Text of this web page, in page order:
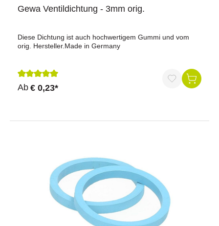
Gewa Ventildichtung - 3mm orig.
Diese Dichtung ist auch hochwertigem Gummi und vom
orig. Hersteller.Made in Germany
Durchschnittliche Bewertung von 5 von 5 Sternen
Ab € 0,23*